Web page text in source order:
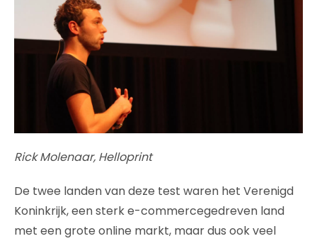
Rick Molenaar, Helloprint
De twee landen van deze test waren het Verenigd
Koninkrijk, een sterk e-commercegedreven land
met een grote online markt, maar dus ook veel